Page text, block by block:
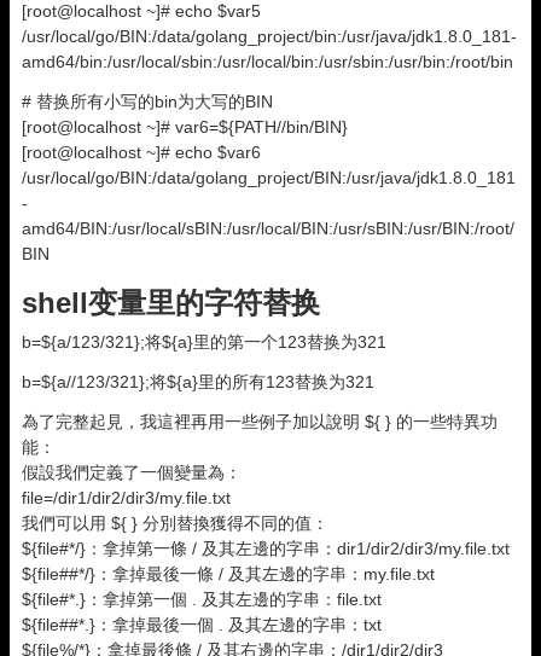
[root@localhost ~]# echo $var5
/usr/local/go/BIN:/data/golang_project/bin:/usr/java/jdk1.8.0_181-
amd64/bin:/usr/local/sbin:/usr/local/bin:/usr/sbin:/usr/bin:/root/bin
# 替换所有小写的bin为大写的BIN
[root@localhost ~]# var6=${PATH//bin/BIN}
[root@localhost ~]# echo $var6
/usr/local/go/BIN:/data/golang_project/BIN:/usr/java/jdk1.8.0_181
-
amd64/BIN:/usr/local/sBIN:/usr/local/BIN:/usr/sBIN:/usr/BIN:/root/
BIN
shell变量里的字符替换
b=${a/123/321};将${a}里的第一个123替换为321
b=${a//123/321};将${a}里的所有123替换为321
為了完整起見，我這裡再用一些例子加以說明 ${ } 的一些特異功
能：
假設我們定義了一個變量為：
file=/dir1/dir2/dir3/my.file.txt
我們可以用 ${ } 分別替換獲得不同的值：
${file#*/}：拿掉第一條 / 及其左邊的字串：dir1/dir2/dir3/my.file.txt
${file##*/}：拿掉最後一條 / 及其左邊的字串：my.file.txt
${file#*.}：拿掉第一個 . 及其左邊的字串：file.txt
${file##*.}：拿掉最後一個 . 及其左邊的字串：txt
${file%/*}：拿掉最後條 / 及其右邊的字串：/dir1/dir2/dir3